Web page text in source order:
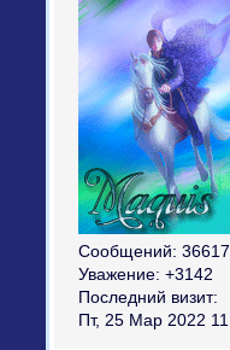
Сообщений: 36617
Уважение: +3142
Последний визит:
Пт, 25 Мар 2022